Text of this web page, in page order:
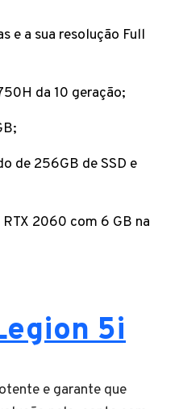
e a sua resolução Full
da 10 geração;
de 256GB de SSD e
2060 com 6 GB na
5i
e garante que